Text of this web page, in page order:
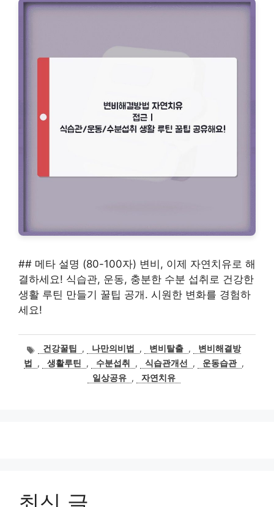
## 메타 설명 (80-100자) 변비, 이제 자연치유로 해
결하세요! 식습관, 운동, 충분한 수분 섭취로 건강한
생활 루틴 만들기 꿀팁 공개. 시원한 변화를 경험하
세요!
태건강꿀팁 , 나만의비법 , 변비탈출 ,
변비해결방
법
, 생활루틴 , 수분섭취 , 식습관개선 , 운동습관 ,
일상공유 , 자연치유